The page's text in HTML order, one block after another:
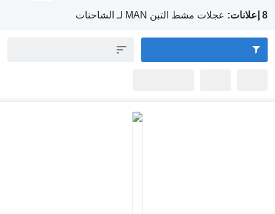
8 إعلانات: عجلات مشط التبن MAN لـ الشاحنات